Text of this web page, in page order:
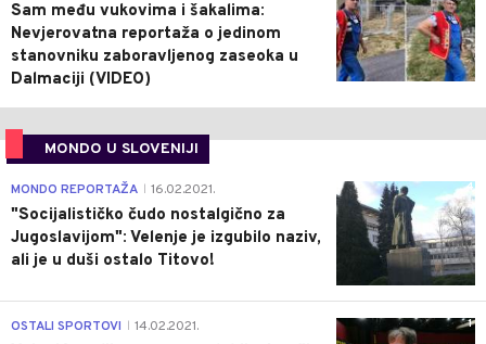
Sam među vukovima i šakalima:
Nevjerovatna reportaža o jedinom
stanovniku zaboravljenog zaseoka u
Dalmaciji (VIDEO)
MONDO U SLOVENIJI
4
MONDO REPORTAŽA 16.02.2021.
"Socijalističko čudo nostalgično za
Jugoslavijom": Velenje je izgubilo naziv,
ali je u duši ostalo Titovo!
1
OSTALI SPORTOVI 14.02.2021.